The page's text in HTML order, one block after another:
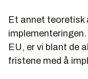
Et annet teoretisk
EU, er vi blant de
fristene med å